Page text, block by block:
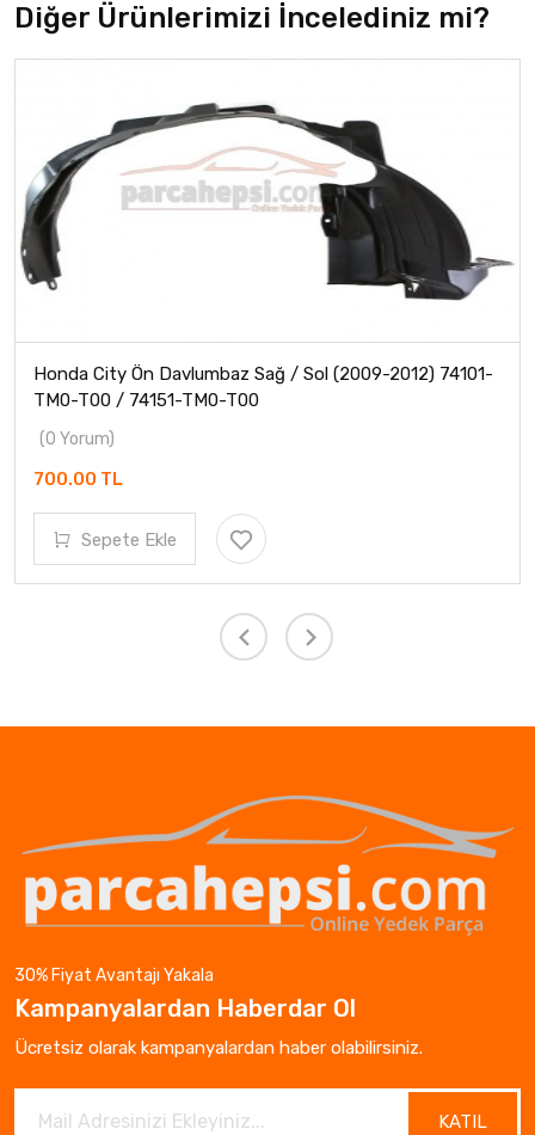
Diğer Ürünlerimizi İncelediniz mi?
Honda City Ön Davlumbaz Sağ / Sol (2009-2012) 74101-
TM0-T00 / 74151-TM0-T00
(0 Yorum)
700.00 TL
Sepete Ekle
30% Fiyat Avantajı Yakala
Kampanyalardan Haberdar Ol
Ücretsiz olarak kampanyalardan haber olabilirsiniz.
KATIL